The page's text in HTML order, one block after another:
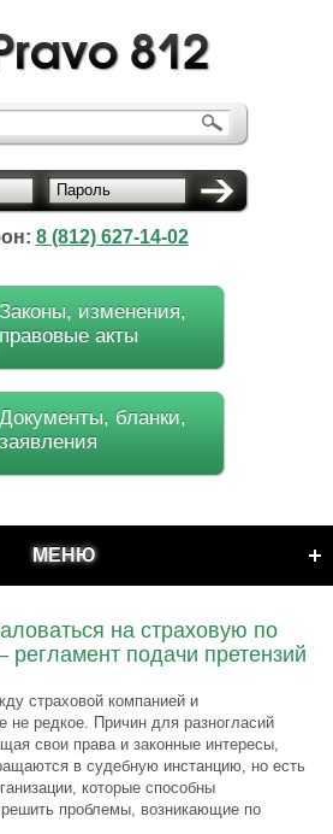
Пароль
8 (812) 627-14-02
Законы, изменения,
правовые акты
Документы, бланки,
заявления
МЕНЮ
на страховую по
подачи претензий
страховой компанией и
не редкое. Причин для разногласий
свои права и законные интересы,
в судебную инстанцию, но есть
которые способны
проблемы, возникающие по